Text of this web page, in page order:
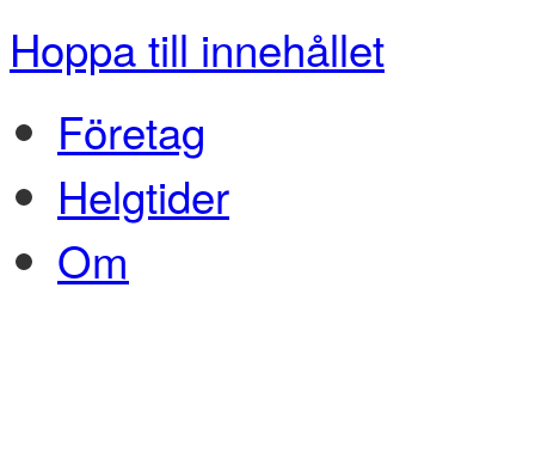
Hoppa till innehållet
Företag
Helgtider
Om